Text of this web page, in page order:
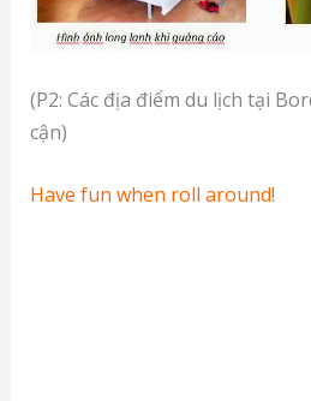
(P2: Các địa điểm du lịch tại
cận)
Have fun when roll around!